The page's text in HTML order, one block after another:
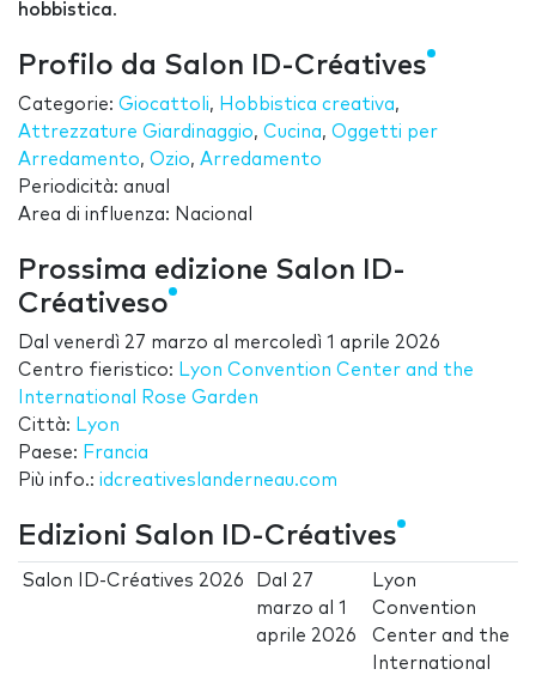
hobbistica.
Profilo da Salon ID-Créatives
Categorie: Giocattoli, Hobbistica creativa,
Attrezzature Giardinaggio, Cucina, Oggetti per
Arredamento, Ozio, Arredamento
Periodicità: anual
Area di influenza: Nacional
Prossima edizione Salon ID-
Créativeso
Dal venerdì 27 marzo al mercoledì 1 aprile 2026
Centro fieristico: Lyon Convention Center and the
International Rose Garden
Città: Lyon
Paese: Francia
Più info.: idcreativeslanderneau.com
Edizioni Salon ID-Créatives
Salon ID-Créatives 2026 Dal 27
marzo al1
aprile 2026
Lyon
Convention
Center and the
International